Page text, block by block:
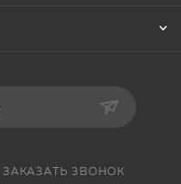
ЗАКАЗАТЬ ЗВОНОК